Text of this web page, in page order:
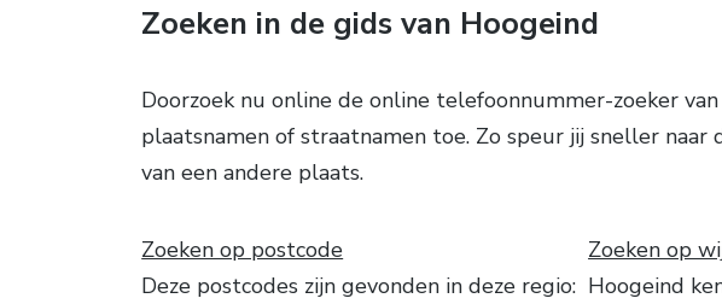
Zoeken in de gids van Hoogeind
Doorzoek nu online de online telefoonnummer-zoeker
plaatsnamen of straatnamen toe. Zo speur jij sneller
van een andere plaats.
Zoeken op postcode
Deze postcodes zijn gevonden in deze regio:
Zoeken op
Hoogeind